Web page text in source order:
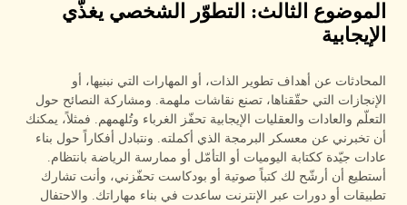
الموضوع الثالث: التطوّر الشخصي يغذّي
الإيجابية
المحادثات عن أهداف تطوير الذات، أو المهارات التي نبنيها، أو
الإنجازات التي حقّقناها، تصنع نقاشات ملهمة. ومشاركة النصائح حول
التعلّم والعادات والعقليات الإيجابية تحفّز الغرباء وتُلهمهم. فمثلاً، يمكنك
أن تخبرني عن معسكر البرمجة الذي أكملته. ونتبادل أفكاراً حول بناء
عادات جيّدة ككتابة اليوميات أو التأمّل أو ممارسة الرياضة بانتظام.
أستطيع أن أرشّح لك كتباً صوتية أو بودكاست تحفّزني، وأنت تشارك
تطبيقات أو دورات عبر الإنترنت ساعدت في بناء مهاراتك. والاحتفال